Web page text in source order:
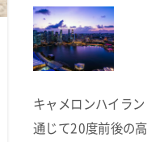
街
キャメロンハイラ
通じて20度前後の